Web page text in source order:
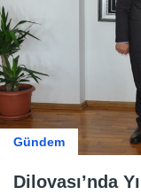
Gündem
Dilovası’nda